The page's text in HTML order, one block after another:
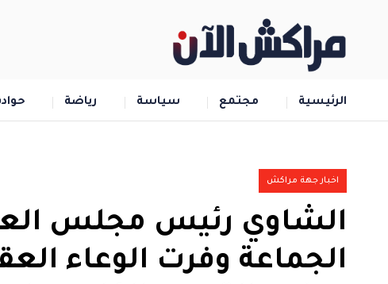
الرئيسية مجتمع سياسة رياضة
اخبار جهة مراكش
الشاوي رئيس مجلس
الجماعة وفرت الوعاء